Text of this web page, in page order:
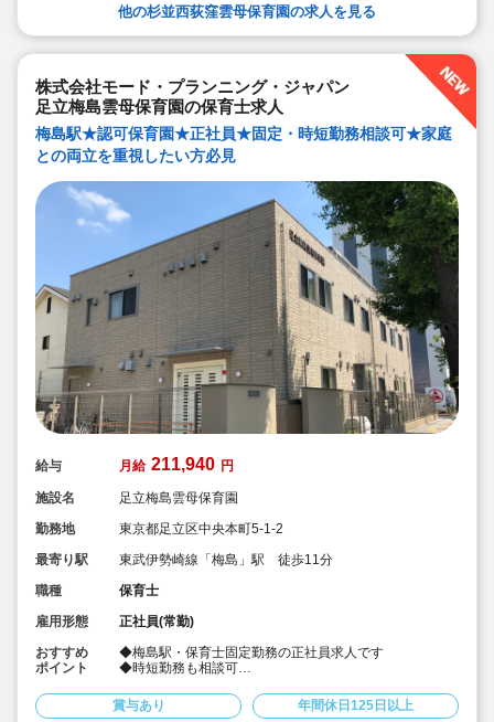
設などの割引）
◆退職金制度あり
◆職員同士の協力を大切にしています！保育経験がな
い、ブランクが有る方もOK（先輩スタッフがサポートし
ます！）
他の杉並西荻窪雲母保育園の求人を見る
株式会社モード・プランニング・ジャパン
足立梅島雲母保育園の保育士求人
梅島駅★認可保育園★正社員★固定・時短勤務相談可★家庭
との両立を重視したい方必見
給与 月給 211,940 円
施設名
足立梅島雲母保育園
勤務地
東京都足立区中央本町5-1-2
最寄り駅
東武伊勢崎線「梅島」駅 徒歩11分
職種
保育士
雇用形態
正社員(常勤)
おすすめ
ポイント
◆梅島駅・保育士固定勤務の正社員求人です
◆時短勤務も相談可
連休）も取得可能です♪
◆雲母保育園は60名以下のコンパクトなサイズの園にな
賞与あり 年間休日125日以上